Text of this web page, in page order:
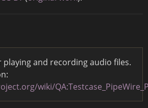
and recording audio files.
wiki/